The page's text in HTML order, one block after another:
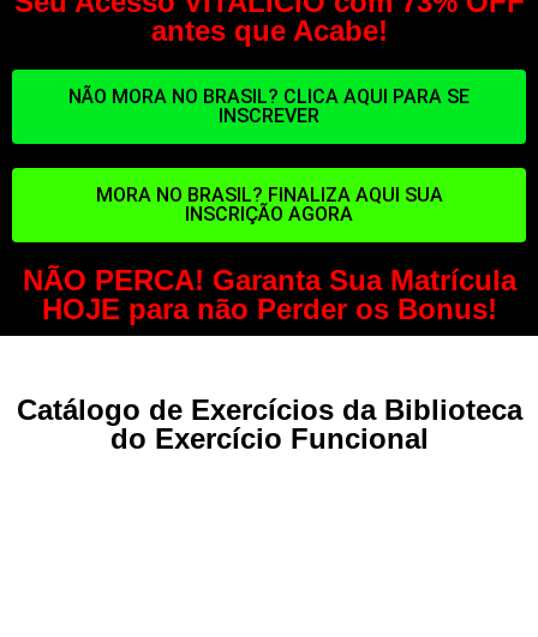
antes que Acabe!
NÃO MORA NO BRASIL? CLICA AQUI PARA SE
INSCREVER
MORA NO BRASIL? FINALIZA AQUI SUA
INSCRIÇÃO AGORA
NÃO PERCA! Garanta Sua Matrícula
HOJE para não Perder os Bonus!
Catálogo de Exercícios da Biblioteca
do Exercício Funcional